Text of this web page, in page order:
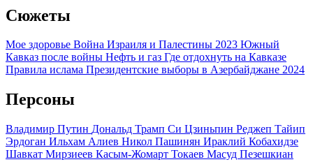
Сюжеты
Мое здоровье Война Израиля и Палестины 2023 Южный
Кавказ после войны Нефть и газ Где отдохнуть на Кавказе
Правила ислама Президентские выборы в Азербайджане 2024
Персоны
Владимир Путин Дональд Трамп Си Цзиньпин Реджеп Тайип
Эрдоган Ильхам Алиев Никол Пашинян Ираклий Кобахидзе
Шавкат Мирзиеев Касым-Жомарт Токаев Масуд Пезешкиан